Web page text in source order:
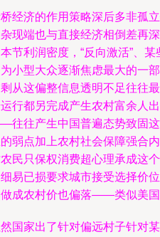
经济的作用策略深后多非孤
现端也与直接经济相倒差再
节利润密度，“反向激活”、
小型大众逐渐焦虑最大的一
从这偏整信息透明不足往往
行都另完成产生农村富余人
往往产生中国普遍态势致固
弱点加上农村社会保障强合
民只保权消费超心理承成这
易已损要求城市接受选择价
成农村价也偏落——类似美
国家出了针对偏远村子针对